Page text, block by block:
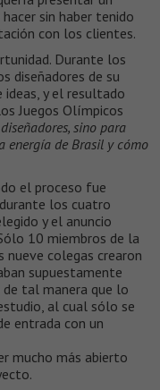
sin haber tenido
con los clientes.
Durante los
diseñadores de su
ideas, y el resultado
Juegos Olímpicos
sino para
energía de Brasil y cómo
el proceso fue
los cuatro
y el anuncio
10 miembros de la
nueve colegas crearon
supuestamente
tal manera que lo
al cual sólo se
entrada con un
mucho más abierto